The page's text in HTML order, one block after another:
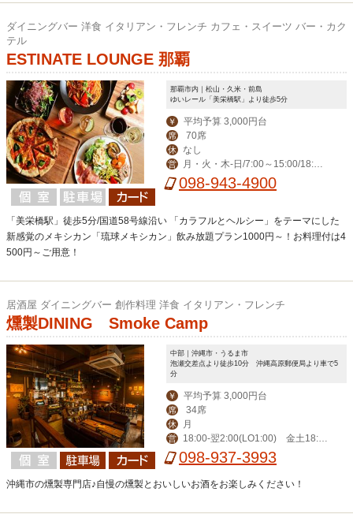
ダイニングバー 洋食 イタリアン・フレンチ カフェ・スイーツ バー・カク
テル
ESTINATE LOUNGE 那覇
那覇市内｜松山・久米・前島
ゆいレール「美栄橋駅」より徒歩5分
￥ 平均予算 3,000円台
席 70席
休 なし
営
月・火・木-日/7:00～15:00/18:00
～23:00(料理L.O. 22:00) 毎週水曜日は
098-943-4900
「美栄橋駅」徒歩5分/国道58号線沿い 「カラフルとヘルシー」をテーマにした
新感覚のメキシカン「琉球メキシカン」飲み放題プラン1000円～！お料理付は4
500円～ご用意！
居酒屋 ダイニングバー 創作料理 洋食 イタリアン・フレンチ
燻製DINING Smoke Camp
中部｜沖縄市・うるま市
泡瀬交差点より徒歩10分 沖縄高原郵便局より車で5
分
￥ 平均予算 3,000円台
席 34席
休 月
営
18:00‐翌2:00(LO1:00) 金土18:0
0‐翌3:00(LO翌2:00)
098-937-3993
沖縄市の燻製専門店♪自慢の燻製とおいしいお酒をお楽しみください！